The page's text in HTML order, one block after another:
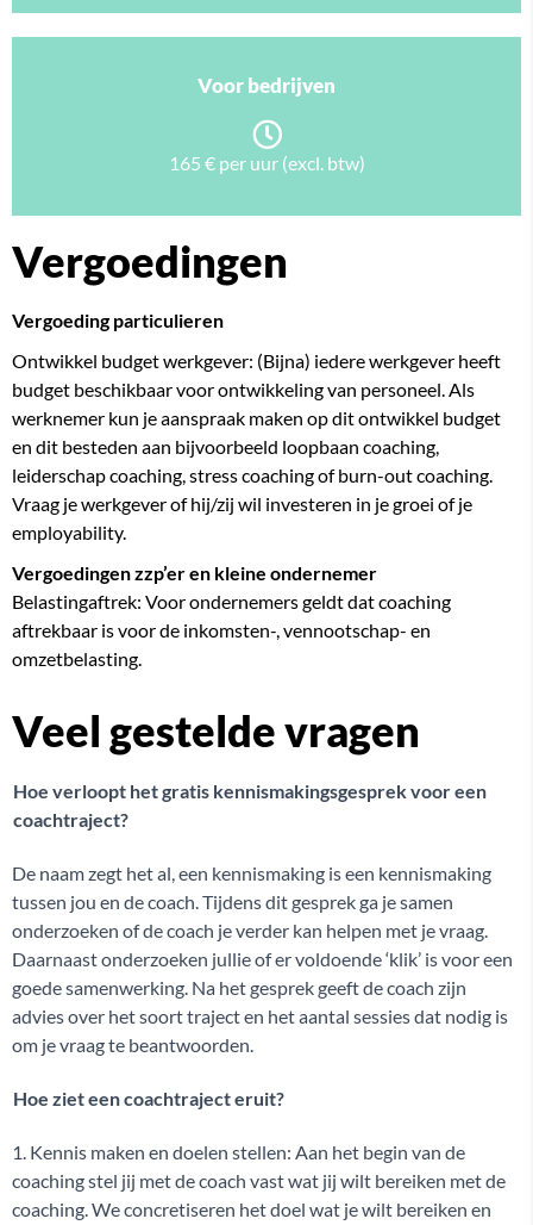
Voor bedrijven
165 € per uur (excl. btw)
Vergoedingen
Vergoeding particulieren
Ontwikkel budget werkgever: (Bijna) iedere werkgever heeft
budget beschikbaar voor ontwikkeling van personeel. Als
werknemer kun je aanspraak maken op dit ontwikkel budget
en dit besteden aan bijvoorbeeld loopbaan coaching,
leiderschap coaching, stress coaching of burn-out coaching.
Vraag je werkgever of hij/zij wil investeren in je groei of je
employability.
Vergoedingen zzp’er en kleine ondernemer
Belastingaftrek: Voor ondernemers geldt dat coaching
aftrekbaar is voor de inkomsten-, vennootschap- en
omzetbelasting.
Veel gestelde vragen
Hoe verloopt het gratis kennismakingsgesprek voor een
coachtraject?
De naam zegt het al, een kennismaking is een kennismaking
tussen jou en de coach. Tijdens dit gesprek ga je samen
onderzoeken of de coach je verder kan helpen met je vraag.
Daarnaast onderzoeken jullie of er voldoende ‘klik’ is voor een
goede samenwerking. Na het gesprek geeft de coach zijn
advies over het soort traject en het aantal sessies dat nodig is
om je vraag te beantwoorden.
Hoe ziet een coachtraject eruit?
1. Kennis maken en doelen stellen: Aan het begin van de
coaching stel jij met de coach vast wat jij wilt bereiken met de
coaching. We concretiseren het doel wat je wilt bereiken en